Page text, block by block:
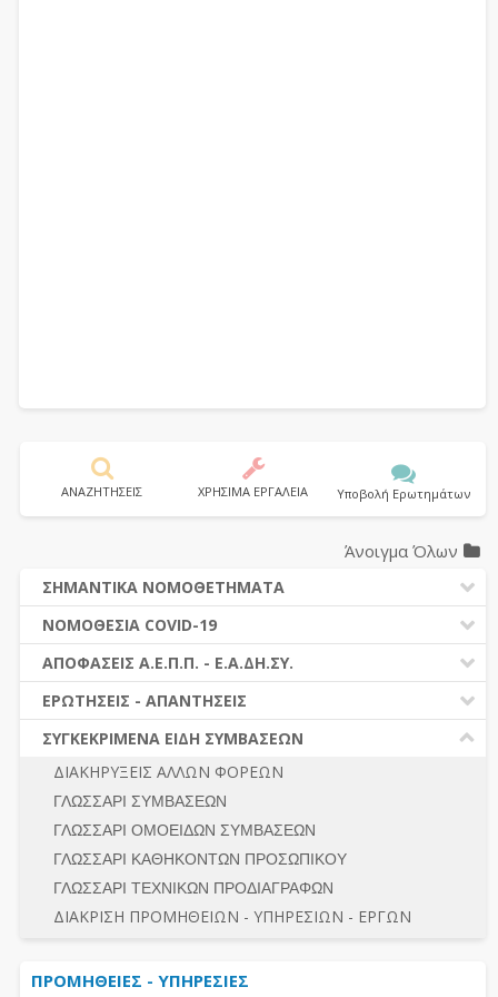
ΑΝΑΖΗΤΗΣΕΙΣ ΧΡΗΣΙΜΑ ΕΡΓΑΛΕΙΑ Υποβολή Ερωτημάτων
Άνοιγμα Όλων
ΣΗΜΑΝΤΙΚΑ ΝΟΜΟΘΕΤΗΜΑΤΑ
ΔΗΜΟΣΙΕΣ ΣΥΜΒΑΣΕΙΣ (Ν. 4412/2016)
ΔΗΜΟΤΙΚΟΣ ΚΩΔΙΚΑΣ (Ν.3463/2006)
ΚΑΛΛΙΚΡΑΤΗΣ (Ν.3852/2010)
ΝΟΜΟΘΕΣΙΑ - ΝΟΜΟΛΟΓΙΑ (ΣΥΝΟΛΟ)
ΝΟΜΟΘΕΣΙΑ COVID-19
ΝΟΜΟΘΕΣΙΑ - ΝΟΜΟΛΟΓΙΑ COVID -19
ΕΡΩΤΗΣΕΙΣ - ΑΠΑΝΤΗΣΕΙΣ
ΑΠΟΦΑΣΕΙΣ Α.Ε.Π.Π. - Ε.Α.ΔΗ.ΣΥ.
ΠΡΟΔΙΚΑΣΤΙΚΗ ΠΡΟΣΦΥΓΗ
ΓΕΝΙΚΟΙ ΚΑΝΟΝΕΣ
ΔΙΚΑΙΟΥΜΕΝΟΙ ΣΥΜΜΕΤΟΧΗΣ
ΠΡΟΣΦΟΡΕΣ – ΔΙΚΑΙΟΛΟΓΗΤΙΚΑ ΣΥΜΜΕΤΟΧΗΣ
ΔΙΕΞΑΓΩΓΗ ΔΙΑΔΙΚΑΣΙΑΣ
ΕΣΗΔΗΣ – ΚΗΜΔΗΣ
ΠΕΡΙΛΗΨΕΙΣ ΑΠΟΦΑΣΕΩΝ Α.Ε.Π.Π. - Ε.Α.ΔΗ.ΣΥ.
ΣΥΝΟΛΟ
ΕΡΩΤΗΣΕΙΣ - ΑΠΑΝΤΗΣΕΙΣ
Ν. 4782/2021 - ΤΡΟΠΟΠΟΙΗΣΗ 4412/2016
ΔΙΕΞΑΓΩΓΗ ΔΙΑΔΙΚΑΣΙΑΣ
ΔΙΑΔΙΚΑΣΙΕΣ ΑΝΑΘΕΣΗΣ
ΓΕΝΙΚΟΙ ΚΑΝΟΝΕΣ
ΠΡΟΕΤΟΙΜΑΣΙΑ - ΔΗΜΟΣΙΟΤΗΤΑ
ΛΟΓΟΙ ΑΠΟΚΛΕΙΣΜΟΥ-ΔΙΚΑΙΟΥΜΕΝΟΙ ΣΥΜΜΕΤΟΧΗΣ
ΠΡΟΣΦΟΡΕΣ - ΔΙΚΑΙΟΛΟΓΗΤΙΚΑ ΣΥΜΜΕΤΟΧΗΣ
ΣΥΓΚΕΚΡΙΜΕΝΑ ΕΙΔΗ ΣΥΜΒΑΣΕΩΝ
ΔΙΑΚΗΡΥΞΕΙΣ ΑΛΛΩΝ ΦΟΡΕΩΝ
ΓΛΩΣΣΑΡΙ ΣΥΜΒΑΣΕΩΝ
ΓΛΩΣΣΑΡΙ ΟΜΟΕΙΔΩΝ ΣΥΜΒΑΣΕΩΝ
ΓΛΩΣΣΑΡΙ ΚΑΘΗΚΟΝΤΩΝ ΠΡΟΣΩΠΙΚΟΥ
ΓΛΩΣΣΑΡΙ ΤΕΧΝΙΚΩΝ ΠΡΟΔΙΑΓΡΑΦΩΝ
ΔΙΑΚΡΙΣΗ ΠΡΟΜΗΘΕΙΩΝ - ΥΠΗΡΕΣΙΩΝ - ΕΡΓΩΝ
ΠΡΟΜΗΘΕΙΕΣ - ΥΠΗΡΕΣΙΕΣ